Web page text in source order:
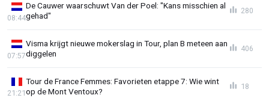
De Cauwer waarschuwt Van der Poel: "Kans misschien al
gehad"
08:44
280
Visma krijgt nieuwe mokerslag in Tour, plan B meteen aan
diggelen
07:57
406
Tour de France Femmes: Favorieten etappe 7: Wie wint
op de Mont Ventoux?
21:21
18